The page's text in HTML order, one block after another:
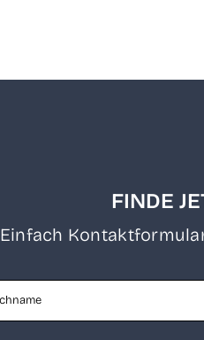
FINDE
Ein­fach